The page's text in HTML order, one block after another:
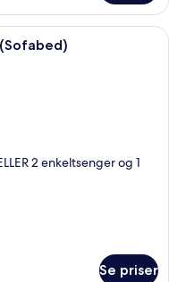
– junior, utsikt mot golfbane
2 enkeltsenger og 1
Se priser